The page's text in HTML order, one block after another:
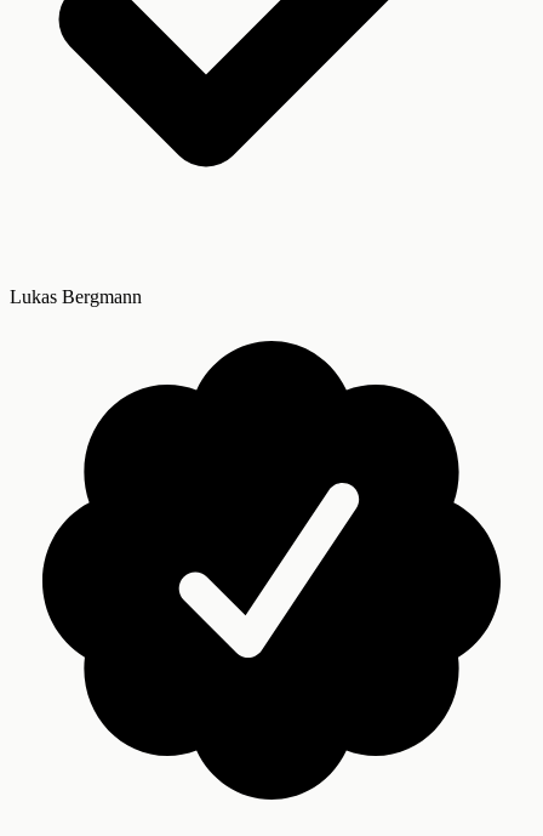
Lukas Bergmann